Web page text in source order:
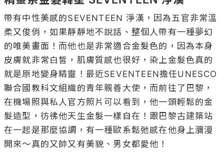
帶有中性美感的SEVENTEEN 淨漢，因為五官非常溫
柔又俊俏，如果靜靜地不說話、整個人帶有一種夢幻
的唯美畫面！而他也是非常適合金髮色的，因為本身
皮膚就非常白皙，肌膚質感也很好，染上金髮色真的
就是原地變身精靈！最近SEVENTEEN擔任UNESCO
聯合國教科文組織的青年親善大使，而前往了巴黎，
在機場照與私人官方照片可以看到，他一頭輕鬆的金
髮造型，彷彿他天生金髮一樣自在！跟巴黎古建築站
在一起是那麼協調，有一種歐系鬆弛感在他身上瀰漫
開來～真的又帥又有美貌、男女都愛他！